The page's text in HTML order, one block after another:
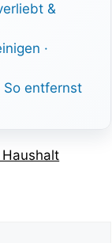
&
·
So entfernst
Haushalt